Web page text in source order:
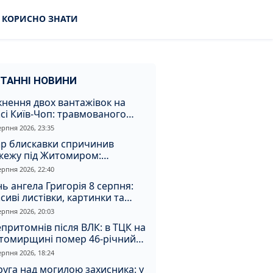
КОРИСНО ЗНАТИ
НОВИНИ
двох вантажівок на
Київ-Чоп: травмованого
забрали до лікарні
2026, 23:35
блискавки спричинив
під Житомиром:
витягли з вогню
2026, 22:40
ангела Григорія 8 серпня:
листівки, картинки та
привітання
2026, 20:03
після ВЛК: в ТЦК на
помер 46-річний
2026, 18:24
над могилою захисника: у